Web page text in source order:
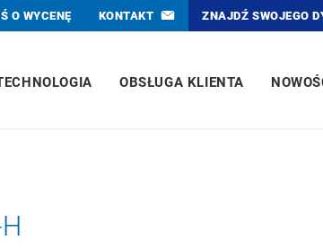
O WYCENĘ KONTAKT ZNAJDŹ SWOJEGO
OBSŁUGA KLIENTA